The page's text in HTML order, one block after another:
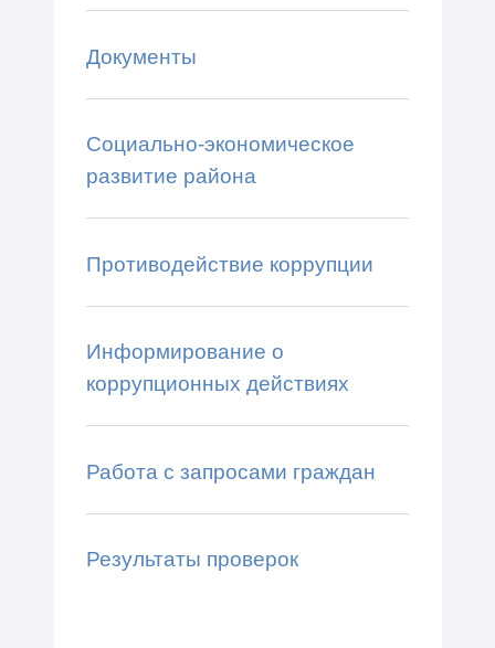
Документы
Социально-экономическое
развитие района
Противодействие коррупции
Информирование о
коррупционных действиях
Работа с запросами граждан
Результаты проверок